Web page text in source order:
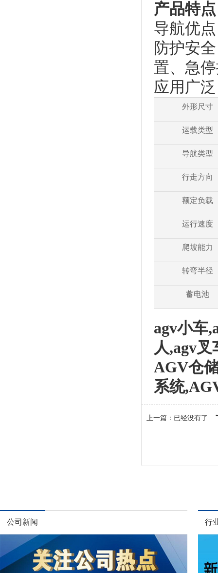
产品特点
导航优
防护安
置、急
应用广
外形尺寸
运载类型
导航类型
行走方向
额定负载
运行速度
爬坡能力
转弯半径
蓄电池
agv小车
人,agv
AGV仓
系统
上一篇：已经没有了
公司新闻 行